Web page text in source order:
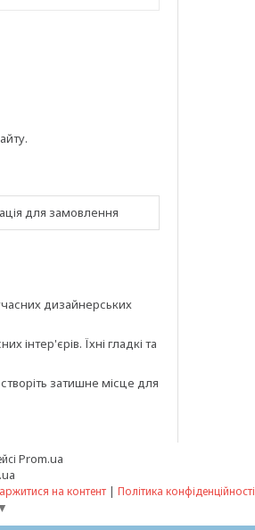
для замовлення
дизайнерських
інтер'єрів. Їхні гладкі та
затишне місце для
Prom.ua
на контент | Політика конфіденційності
▼